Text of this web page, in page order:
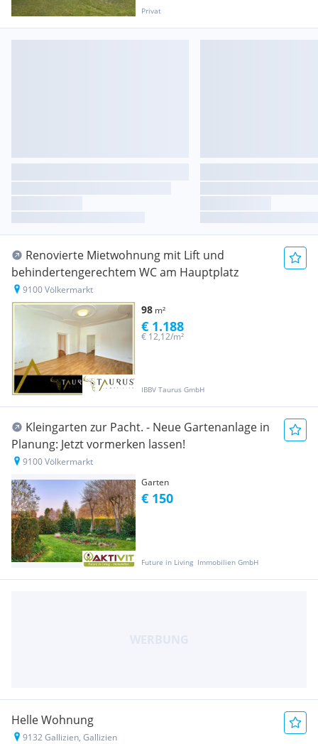
Privat
Renovierte Mietwohnung mit Lift und
behindertengerechtem WC am Hauptplatz
9100 Völkermarkt
98 m²
IBBV Taurus GmbH
€ 12,12/m²
€ 1.188
Kleingarten zur Pacht. - Neue Gartenanlage in
Planung: Jetzt vormerken lassen!
9100 Völkermarkt
Garten
Future in Living  Immobilien GmbH
€ 150
Helle Wohnung
9132 Gallizien, Gallizien